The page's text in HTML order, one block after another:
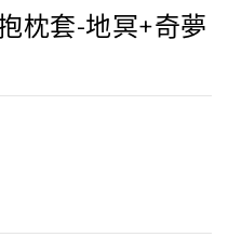
枕套-地冥+奇夢